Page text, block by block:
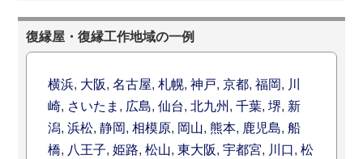
復縁屋・復縁工作地域の一例
横浜, 大阪, 名古屋, 札幌, 神戸, 京都, 福岡, 川
崎, さいたま , 広島, 仙台, 北九州 , 千葉, 堺, 新
潟, 浜松, 静岡, 相模原, 岡山, 熊本, 鹿児島, 船
橋, 八王子, 姫路, 松山, 東大阪, 宇都宮, 川口, 松